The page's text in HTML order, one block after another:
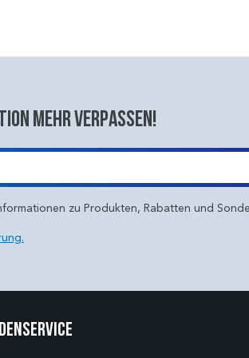
mehr verpassen!
zu Produkten, Rabatten und